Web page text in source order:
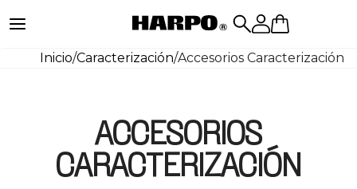
Inicio/Caracterización/Accesorios Caracterización
ACCESORIOS
CARACTERIZACIÓN